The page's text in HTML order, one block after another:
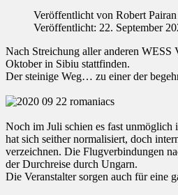
Veröffentlicht von Robert Pairan
Veröffentlicht: 22. September
Nach Streichung aller anderen WESS
Oktober in Sibiu stattfinden.
Der steinige Weg… zu einer der
Noch im Juli schien es fast
hat sich seither normalisiert, doch
verzeichnen. Die Flugverbindungen
der Durchreise durch Ungarn.
Die Veranstalter sorgen auch für eine